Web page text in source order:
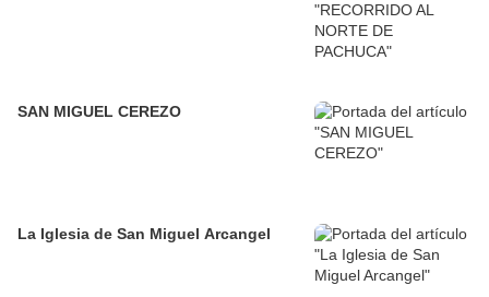
SAN MIGUEL CEREZO
La Iglesia de San Miguel Arcangel